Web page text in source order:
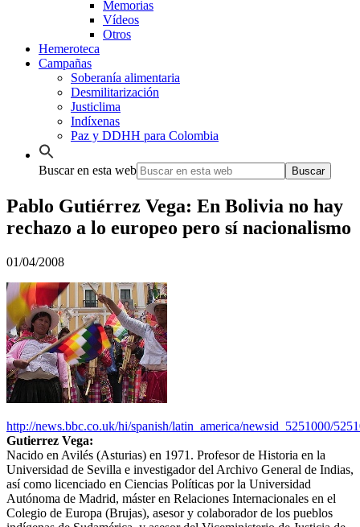
Memorias
Vídeos
Otros
Hemeroteca
Campañas
Soberanía alimentaria
Desmilitarización
Justiclima
Indíxenas
Paz y DDHH para Colombia
Buscar en esta web
Pablo Gutiérrez Vega: En Bolivia no hay
rechazo a lo europeo pero sí nacionalismo
01/04/2008
http://news.bbc.co.uk/hi/spanish/latin_america/newsid_5251000/
Gutierrez Vega:
Nacido en Avilés (Asturias) en 1971. Profesor de Historia en la
Universidad de Sevilla e investigador del Archivo General de Indias,
así como licenciado en Ciencias Políticas por la Universidad
Autónoma de Madrid, máster en Relaciones Internacionales en el
Colegio de Europa (Brujas), asesor y colaborador de los pueblos